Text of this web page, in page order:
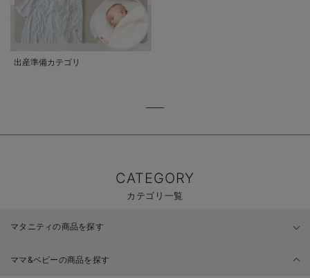
出産準備カテゴリ
CATEGORY
カテゴリ一覧
マタニティの商品を探す
ママ&ベビーの商品を探す